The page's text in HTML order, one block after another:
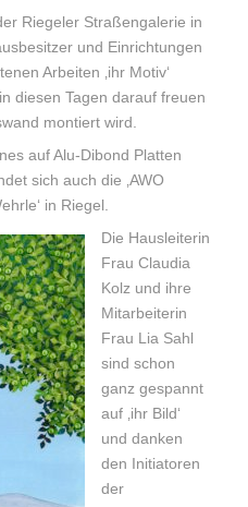
Riegeler Straßengalerie in
und Einrichtungen
Arbeiten ‚ihr Motiv‘
diesen Tagen darauf freuen
montiert wird.
auf Alu-Dibond Platten
sich auch die ‚AWO
in Riegel.
Die Hausleiterin
Frau Claudia
Kolz und ihre
Mitarbeiterin
Frau Lia Sahl
sind schon
ganz gespannt
auf ‚ihr Bild‘
und danken
den Initiatoren
der